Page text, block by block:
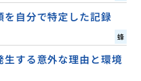
自分で特定した記録
蜂
する意外な理由と環境